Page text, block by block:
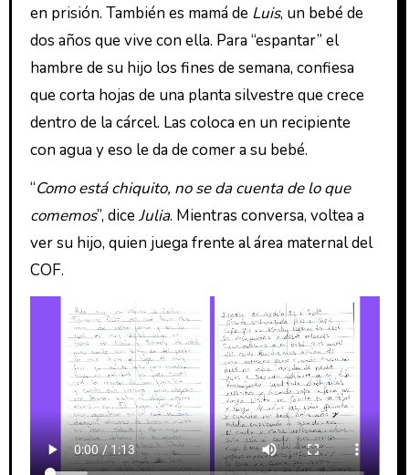
en prisión. También es mamá de Luis, un bebé de
dos años que vive con ella. Para “espantar” el
hambre de su hijo los fines de semana, confiesa
que corta hojas de una planta silvestre que crece
dentro de la cárcel. Las coloca en un recipiente
con agua y eso le da de comer a su bebé.
“Como está chiquito, no se da cuenta de lo que
comemos”, diceJulia. Mientras conversa, voltea a
ver su hijo, quien juega frente al área maternal del
COF.